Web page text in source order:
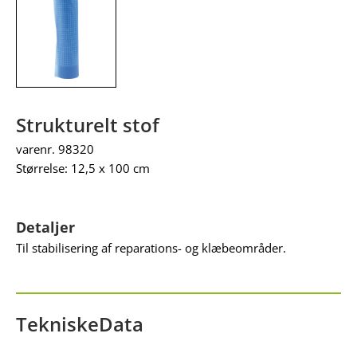
Strukturelt stof
varenr. 98320
Størrelse: 12,5 x 100 cm
Detaljer
Til stabilisering af reparations- og klæbeområder.
TekniskeData